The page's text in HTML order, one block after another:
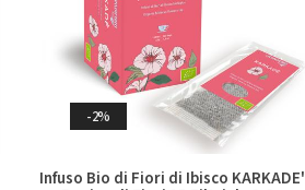
-2%
Infuso Bio di Fiori di Ibisco KARKADE'